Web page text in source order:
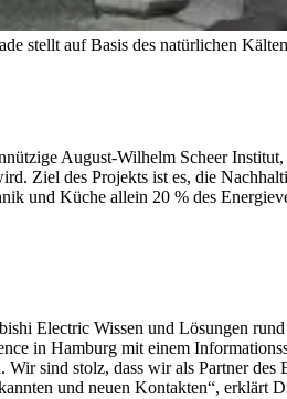
stellt auf Basis des natürlichen
August-Wilhelm Scheer
Ziel des Projekts ist es, die
und Küche allein 20 % des
Electric Wissen und Lösungen
in Hamburg mit einem
sind stolz, dass wir als Partner
und neuen Kontakten“,